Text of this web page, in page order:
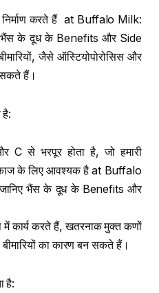
करते हैं at Buffalo Milk:
भैंस के दूध के Benefits और Side
जैसे ऑस्टियोपोरोसिस और
सकते हैं।
है:
से भरपूर होता है, जो हमारी
के लिए आवश्यक है at Buffalo
जानिए भैंस के दूध के Benefits और
में कार्य करते हैं, खतरनाक मुक्त कणों
का कारण बन सकते हैं।
है: